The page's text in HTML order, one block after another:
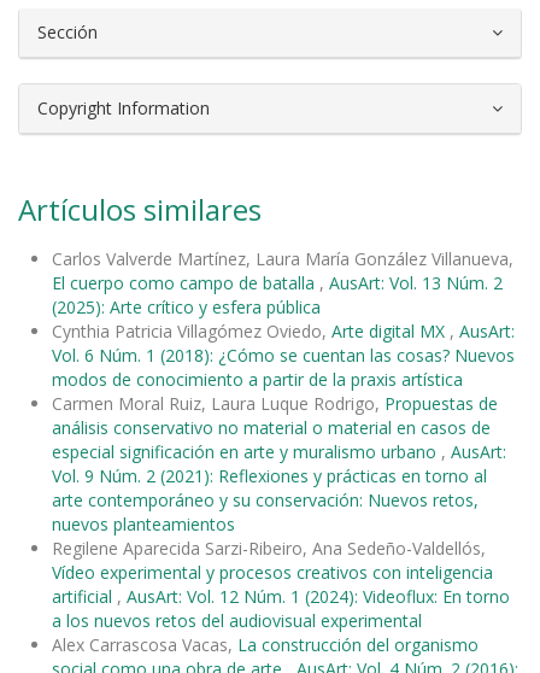
Sección
Copyright Information
Artículos similares
Carlos Valverde Martínez, Laura María González Villanueva,
El cuerpo como campo de batalla , AusArt: Vol. 13 Núm. 2
(2025): Arte crítico y esfera pública
Cynthia Patricia Villagómez Oviedo, Arte digital MX , AusArt:
Vol. 6 Núm. 1 (2018): ¿Cómo se cuentan las cosas? Nuevos
modos de conocimiento a partir de la praxis artística
Carmen Moral Ruiz, Laura Luque Rodrigo, Propuestas de
análisis conservativo no material o material en casos de
especial significación en arte y muralismo urbano , AusArt:
Vol. 9 Núm. 2 (2021): Reflexiones y prácticas en torno al
arte contemporáneo y su conservación: Nuevos retos,
nuevos planteamientos
Regilene Aparecida Sarzi-Ribeiro, Ana Sedeño-Valdellós,
Vídeo experimental y procesos creativos con inteligencia
artificial , AusArt: Vol. 12 Núm. 1 (2024): Videoflux: En torno
a los nuevos retos del audiovisual experimental
Alex Carrascosa Vacas, La construcción del organismo